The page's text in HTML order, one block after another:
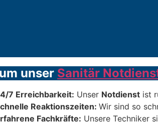
unser Sanitär
7 Erreichbarkeit: Unser Notdienst ist
Reaktionszeiten: Wir sind so
Fachkräfte: Unsere Techniker